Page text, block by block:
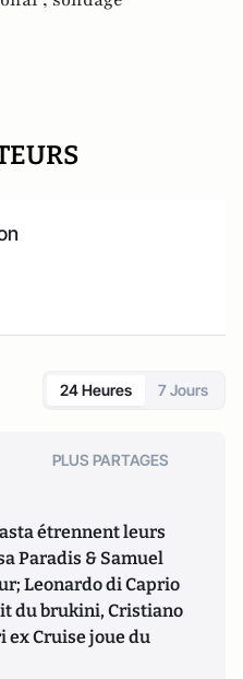
24 Heures 7 Jours
PLUS PARTAGES
étrennent leurs
Paradis & Samuel
Leonardo di Caprio
du brukini, Cristiano
ex Cruise joue du